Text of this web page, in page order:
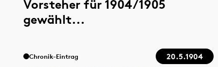
Vorsteher für 1904/1905
gewählt...
Chronik-Eintrag 20.5.1904